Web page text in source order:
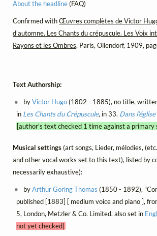
About the headline(FAQ)
Confirmed withŒuvres complètes de Victor
d’automne. Les Chants du crépuscule. Les Voix
Rayons et les Ombres, Paris, Ollendorf, 1909,
Text Authorship:
byVictor Hugo(1802 - 1885), no title,
in Les Chants du Crépuscule, in 33. Dans
[author's text checked 1 time against a primary
Musical settings(art songs, Lieder, mélodies,
and other vocal works set to this text), listed by
necessarily exhaustive):
byArthur Goring Thomas (1850 - 1892),
published [1883] [ medium voice and piano ],
5, London, Metzler & Co. Limited, also set in
not yet checked]